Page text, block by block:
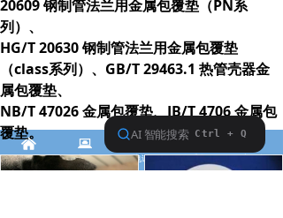
20609 钢制管法兰用金属包覆垫（PN系
列）、
HG/T 20630 钢制管法兰用金属包覆垫
（class系列）、GB/T 29463.1 热管壳器金
属包覆垫、
NB/T 47026 金属包覆垫、JB/T 4706 金属包
覆垫。
낀
首页
뀵
产品
ꂅ
电话 联系我们 高强垫